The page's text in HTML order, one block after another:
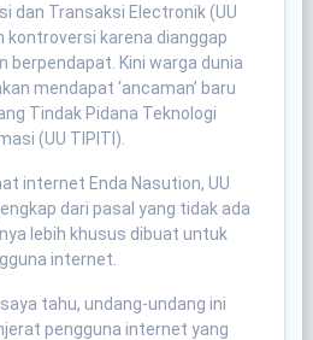
dan Transaksi Electronik (UU
kontroversi karena dianggap
berpendapat. Kini warga dunia
mendapat ‘ancaman’ baru
Tindak Pidana Teknologi
(UU TIPITI).
internet Enda Nasution, UU
dari pasal yang tidak ada
lebih khusus dibuat untuk
internet.
tahu, undang-undang ini
pengguna internet yang